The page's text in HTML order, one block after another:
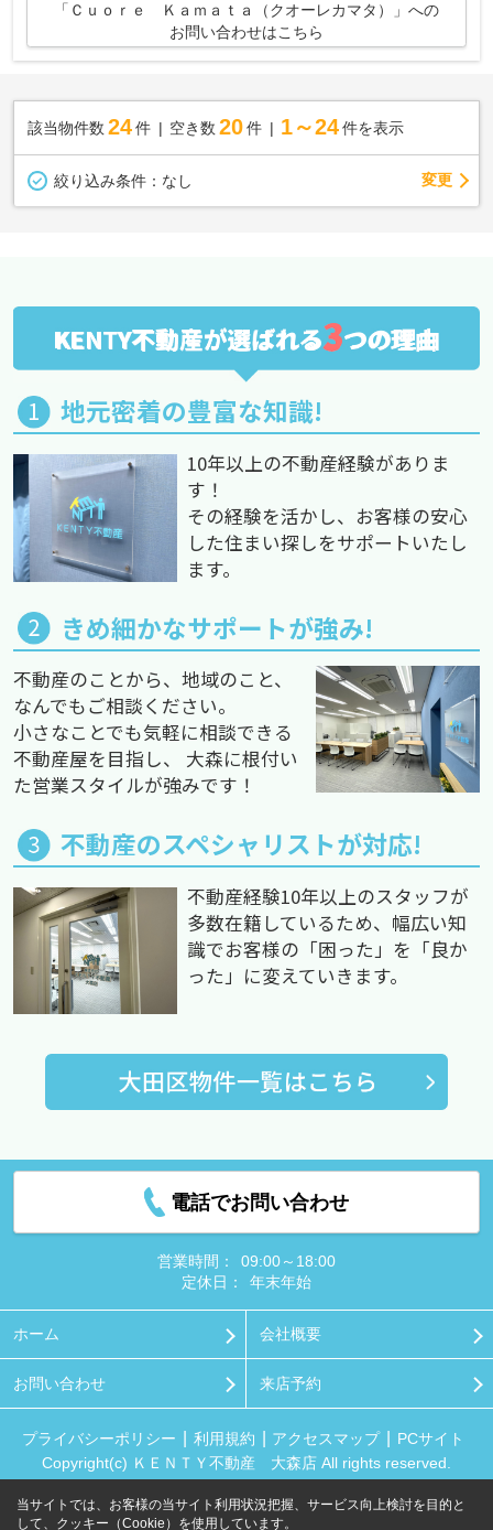
「Ｃｕｏｒｅ Ｋａｍａｔａ（クオーレカマタ）」への
お問い合わせはこちら
該当物件数 24件 空き数 20 件 1～24 件を表示
絞り込み条件： なし 変更
KENTY不動産が選ばれる3つの理由
地元密着の豊富な知識!
10年以上の不動産経験がありま
す！
その経験を活かし、お客様の安心
した住まい探しをサポートいたし
ます。
きめ細かなサポートが強み!
不動産のことから、地域のこと、
なんでもご相談ください。
小さなことでも気軽に相談できる
不動産屋を目指し、 大森に根付い
た営業スタイルが強みです！
不動産のスペシャリストが対応!
不動産経験10年以上のスタッフが
多数在籍しているため、幅広い知
識でお客様の「困った」を「良か
った」に変えていきます。
電話でお問い合わせ
営業時間：
09:00～18:00
定休日：
年末年始
ホーム 会社概要
お問い合わせ 来店予約
プライバシーポリシー 利用規約 アクセスマップ
PCサイト
Copyright(c) ＫＥＮＴＹ不動産 大森店 All rights reserved.
当サイトでは、お客様の当サイト利用状況把握、サービス向上検討を目的と
して、クッキー（Cookie）を使用しています。